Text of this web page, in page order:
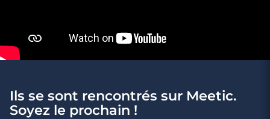
4 minutes
Ils se sont rencontrés sur Meetic.
Soyez le prochain !